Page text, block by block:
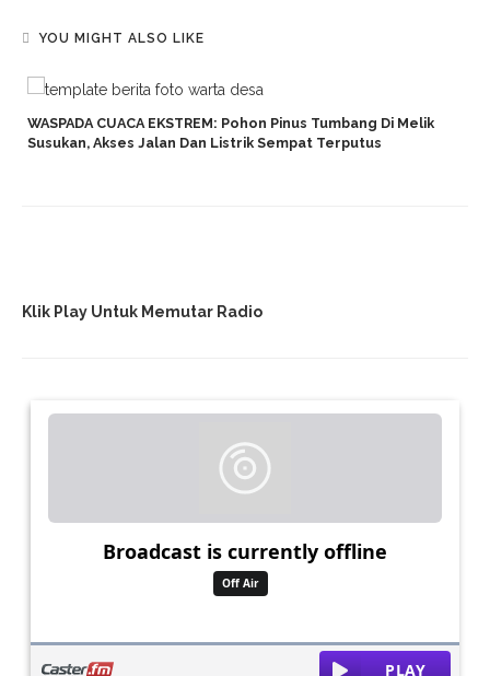
YOU MIGHT ALSO LIKE
WASPADA CUACA EKSTREM: Pohon Pinus Tumbang Di Melik
Susukan, Akses Jalan Dan Listrik Sempat Terputus
Klik Play Untuk Memutar Radio